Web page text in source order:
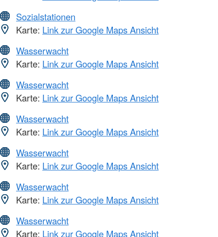
Sozialstationen
Karte: Link zur Google Maps Ansicht
Wasserwacht
Karte: Link zur Google Maps Ansicht
Wasserwacht
Karte: Link zur Google Maps Ansicht
Wasserwacht
Karte: Link zur Google Maps Ansicht
Wasserwacht
Karte: Link zur Google Maps Ansicht
Wasserwacht
Karte: Link zur Google Maps Ansicht
Wasserwacht
Karte: Link zur Google Maps Ansicht